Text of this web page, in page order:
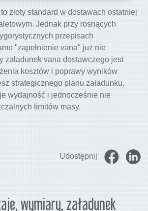
złoty standard w dostawach ostatniej
Jednak przy rosnących
przepisach
"zapełnienie vana" już nie
załadunek vana dostawczego jest
kosztów i poprawy wyników
strategicznego planu załadunku,
wydajność i jednocześnie nie
limitów masy.
Udostępnij
wymiary, załadunek